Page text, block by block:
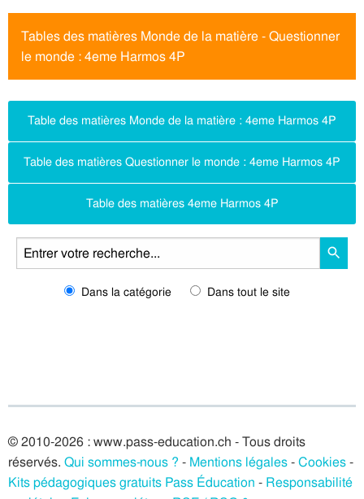
Tables des matières Monde de la matière - Questionner
le monde : 4eme Harmos 4P
Table des matières Monde de la matière : 4eme Harmos 4P
Table des matières Questionner le monde : 4eme Harmos 4P
Table des matières 4eme Harmos 4P
Dans la catégorie Dans tout le site
© 2010-2026 : www.pass-education.ch - Tous droits
réservés. Qui sommes-nous ? - Mentions légales-Cookies-
Kits pédagogiques gratuits Pass Éducation - Responsabilité